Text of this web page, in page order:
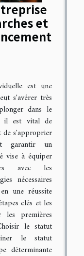
et
est une
s'avérer très
dans le
il est vital de
de s'approprier
garantir un
vise à équiper
avec les
nécessaires
une réussite
clés et les
les premières
le statut
le statut
déterminante